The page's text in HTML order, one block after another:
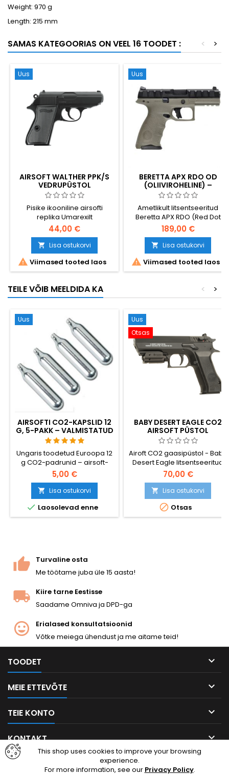
Weight: 970 g
Length: 215 mm
SAMAS KATEGOORIAS ON VEEL 16 TOODET : >
<
Uus
AIRSOFT WALTHER PPK/S
VEDRUPÜSTOL
Pisike ikooniline airsofti
replika Umarexilt
44,00 €
 Lisa ostukorvi
 Viimased tooted laos
Uus
BERETTA APX RDO OD
(OLIIVIROHELINE) –
TÄISGAASIGA GBB-
AIRSOFT-PÜSTOL,
LITSENTSITUD, OPTIKAGA
ÜHILDUV
Ametlikult litsentseeritud
Beretta APX RDO (Red Dot
Optic ready) oliivrohelises
(OD) värvitoonis.
Täisgaasiline metallist lükker,
veenev tagasilöök.
Kaasaegne löökriiviga
teenistusrelv, millel on üks
mugavamaid Itaalia
disainiga käepidemeid. 22-
vabastusnupp. Kvaliteetne,
ilus, valmis tõsiseks...
189,00 €
 Lisa ostukorvi
 Viimased tooted laos
TEILE VÕIB MEELDIDA KA >
<
Uus
AIRSOFTI CO2-KAPSLID 12
G, 5-PAKK – VALMISTATUD
UNGARIS, EL,
ESMAKLASSILINE KVALITEET
Ungaris toodetud Euroopa 12
g CO2-padrunid – airsoft-
turu parimad. Rohkem laske
padruni kohta kui odavatel
Hiina importkaupadel,
ühtlane rõhk, lekkeid ei esine.
5-pakend, sobivad igale
CO2-airsoft-püstolile ja -
5,00 €
 Lisa ostukorvi
 Laosolevad enne
Uus
Otsas
BABY DESERT EAGLE CO2
AIRSOFT PÜSTOL
Airoft CO2 gaasipüstol - Baby
Desert Eagle litsentseeritud
replika, originaallogode ja -
märkidega.
70,00 €
 Lisa ostukorvi
 Otsas
Turvaline osta
Me töötame juba üle 15 aasta!
Kiire tarne Eestisse
Saadame Omniva ja DPD-ga
Erialased konsultatsioonid
Võtke meiega ühendust ja me aitame teid!
TOODET 
MEIE ETTEVÕTE 
TEIE KONTO 
KONTAKT 
This shop uses cookies to improve your browsing
experience.
For more information, see our Privacy Policy.
FacebookInstagram